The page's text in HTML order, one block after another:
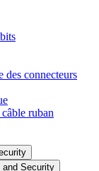
des connecteurs
ruban
and Security